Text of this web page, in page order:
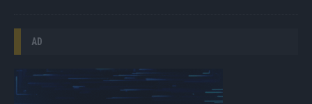
AD